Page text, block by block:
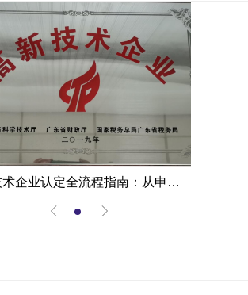
高新技术企业认定全流程指南：从申报到复审的成功经验分享